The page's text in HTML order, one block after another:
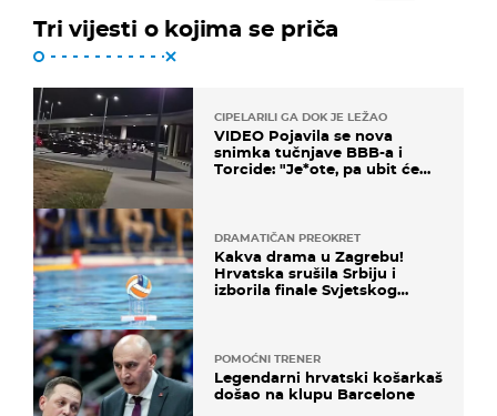
Tri vijesti o kojima se priča
CIPELARILI GA DOK JE LEŽAO
VIDEO Pojavila se nova
snimka tučnjave BBB-a i
Torcide: "Je*ote, pa ubit će
DRAMATIČAN PREOKRET
Kakva drama u Zagrebu!
Hrvatska srušila Srbiju i
izborila finale Svjetskog
POMOĆNI TRENER
Legendarni hrvatski košarkaš
došao na klupu Barcelone